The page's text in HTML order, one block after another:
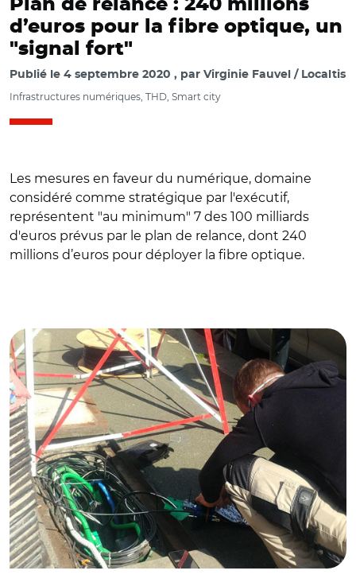
Plan de relance : 240 millions
d’euros pour la fibre optique, un
"signal fort"
Publié le 4 septembre 2020 par Virginie Fauvel / Localtis
Infrastructures numériques, THD, Smart city
Les mesures en faveur du numérique, domaine
considéré comme stratégique par l'exécutif,
représentent "au minimum" 7 des 100 milliards
d'euros prévus par le plan de relance, dont 240
millions d’euros pour déployer la fibre optique.